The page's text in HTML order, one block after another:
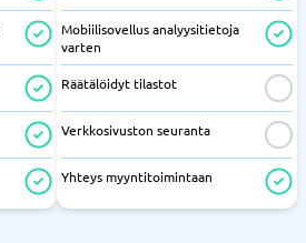
Mobiilisovellus analyysitietoja
varten
Räätälöidyt tilastot
Verkkosivuston seuranta
Yhteys myyntitoimintaan